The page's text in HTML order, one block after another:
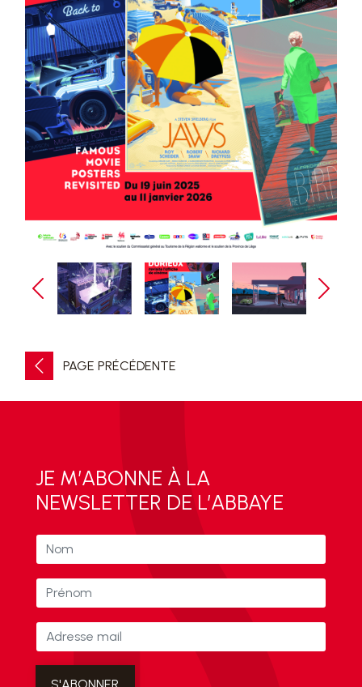
PAGE PRÉCÉDENTE
JE M’ABONNE À LA
NEWSLETTER DE L’ABBAYE